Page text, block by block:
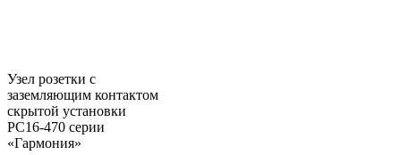
Узел розетки c
заземляющим контактом
скрытой установки
РС16-470 серии
«Гармония»